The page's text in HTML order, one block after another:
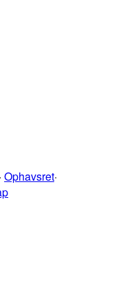
Ophavsret·